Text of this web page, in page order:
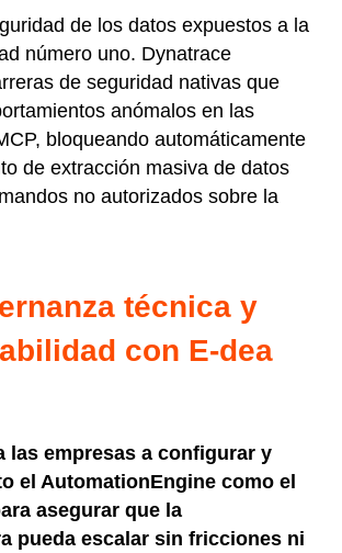
de los datos expuestos a la
número uno. Dynatrace
de seguridad nativas que
anómalos en las
bloqueando automáticamente
de extracción masiva de datos
no autorizados sobre la
técnica y
con E-dea
las empresas a configurar y
el AutomationEngine como el
asegurar que la
pueda escalar sin fricciones ni